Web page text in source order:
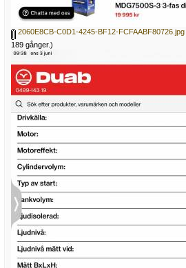
2060E8CB-C0D1-4245-BF12-FCFAABF80726.jpg
189 gånger.)